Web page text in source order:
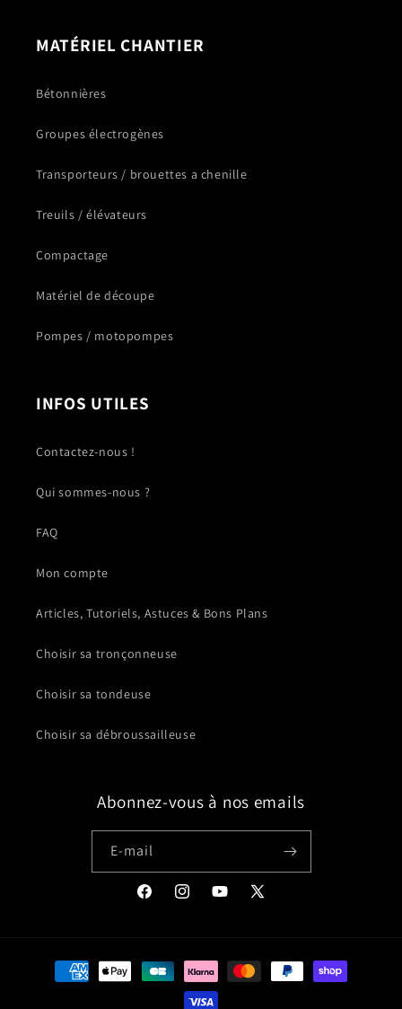
MATÉRIEL CHANTIER
Bétonnières
Groupes électrogènes
Transporteurs / brouettes a chenille
Treuils / élévateurs
Compactage
Matériel de découpe
Pompes / motopompes
INFOS UTILES
Contactez-nous !
Qui sommes-nous ?
FAQ
Mon compte
Articles, Tutoriels, Astuces & Bons Plans
Choisir sa tronçonneuse
Choisir sa tondeuse
Choisir sa débroussailleuse
Abonnez-vous à nos emails
E-mail
FacebookInstagramYouTube
X
Moyens